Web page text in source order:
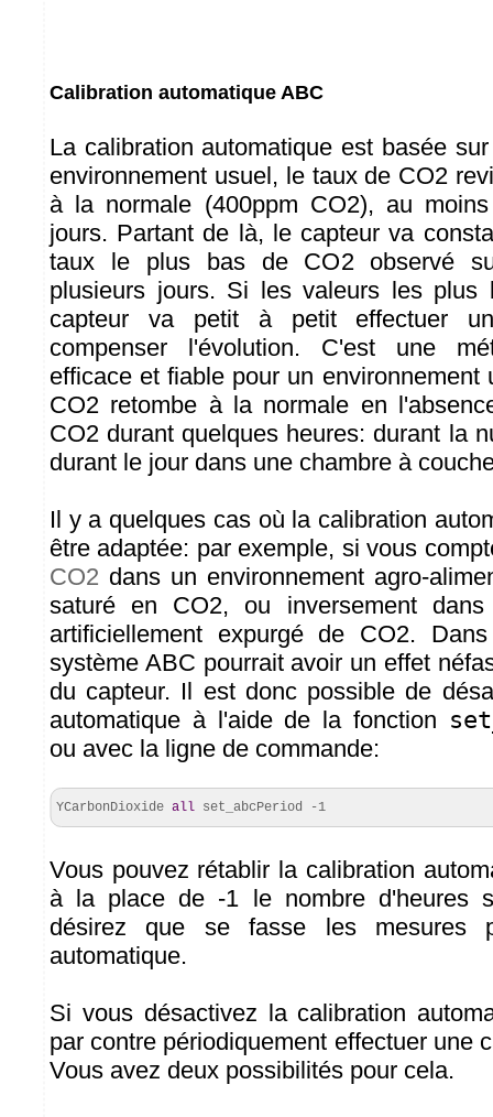
Calibration automatique ABC
La calibration automatique est basée
environnement usuel, le taux de CO2
à la normale (400ppm CO2), au
jours. Partant de là, le capteur va
taux le plus bas de CO2 observé
plusieurs jours. Si les valeurs les plus
capteur va petit à petit effectuer
compenser l'évolution. C'est une
efficace et fiable pour un environnement
CO2 retombe à la normale en
CO2 durant quelques heures: durant la
durant le jour dans une chambre à
Il y a quelques cas où la calibration
être adaptée: par exemple, si vous
CO2 dans un environnement agro-
saturé en CO2, ou inversement dans
artificiellement expurgé de CO2.
système ABC pourrait avoir un effet
du capteur. Il est donc possible de
automatique à l'aide de la fonction
ou avec la ligne de commande:
YCarbonDioxide all set_abcPeriod -1
Vous pouvez rétablir la calibration
à la place de -1 le nombre d'heures
désirez que se fasse les mesures
automatique.
Si vous désactivez la calibration
par contre périodiquement effectuer une
Vous avez deux possibilités pour cela.